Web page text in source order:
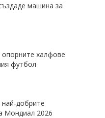
машина за
опорните халфове
футбол
добрите
Мондиал 2026